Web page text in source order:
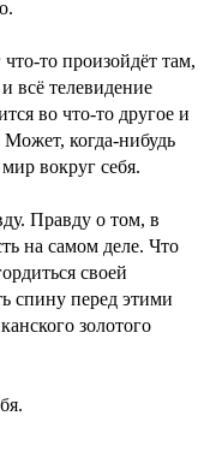
то произойдёт там,
всё телевидение
во что-то другое и
Может, когда-нибудь
вокруг себя.
Правду о том, в
на самом деле. Что
своей
спину перед этими
золотого